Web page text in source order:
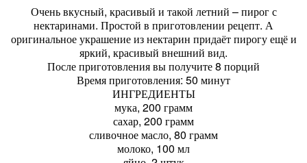
Очень вкусный, красивый и такой летний – пирог с
нектаринами. Простой в приготовлении рецепт. А
оригинальное украшение из нектарин придаёт пирогу ещё и
яркий, красивый внешний вид.
После приготовления вы получите 8 порций
Время приготовления: 50 минут
ИНГРЕДИЕНТЫ
мука, 200 грамм
сахар, 200 грамм
сливочное масло, 80 грамм
молоко, 100 мл